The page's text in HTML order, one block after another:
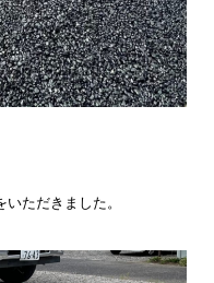
ただきました。